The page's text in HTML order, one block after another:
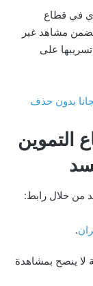
في قطاع
مشاهد غير
على
التموين
من خلال رابط:
.
لا ينصح بمشاهدة